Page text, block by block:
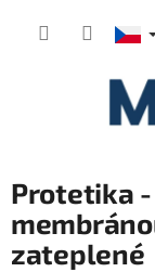
Protetika
zateplené